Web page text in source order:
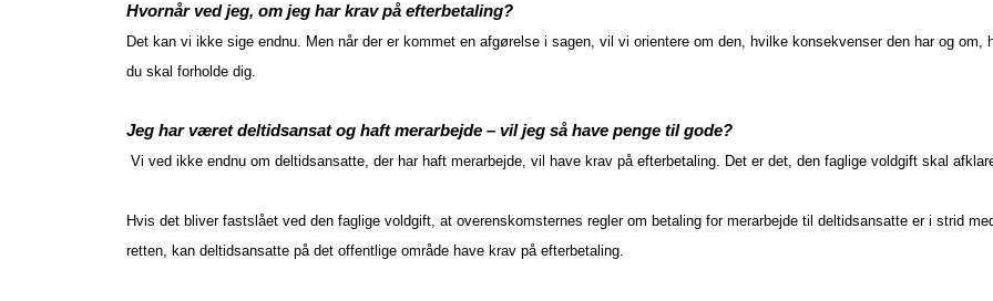
Hvornår ved jeg, om jeg har krav på efterbetaling?
Det kan vi ikke sige endnu. Men når der er kommet en afgørelse i sagen, vil vi orientere om den, hvilke konsekvenser den har og om,
du skal forholde dig.
Jeg har været deltidsansat og haft merarbejde – vil jeg så have penge til gode?
Vi ved ikke endnu om deltidsansatte, der har haft merarbejde, vil have krav på efterbetaling. Det er det, den faglige voldgift skal
Hvis det bliver fastslået ved den faglige voldgift, at overenskomsternes regler om betaling for merarbejde til deltidsansatte er i strid
retten, kan deltidsansatte på det offentlige område have krav på efterbetaling.